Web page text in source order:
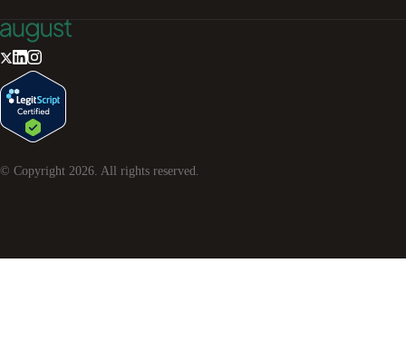
© Copyright 2026 . All rights reserved.